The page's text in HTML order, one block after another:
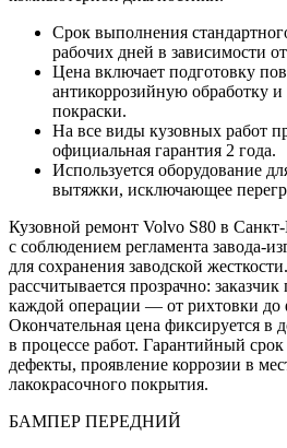
Срок выполнения
рабочих дней в зависимости
Цена включает подготовку
антикоррозийную обработку
покраски.
На все виды кузовных работ
официальная гарантия 2 года.
Используется оборудование
вытяжки, исключающее
Кузовной ремонт Volvo S80 в
с соблюдением регламента завода-
для сохранения заводской
рассчитывается прозрачно:
каждой операции — от рихтовки
Окончательная цена фиксируется в
в процессе работ. Гарантийный
дефекты, проявление коррозии в
лакокрасочного покрытия.
БАМПЕР ПЕРЕДНИЙ